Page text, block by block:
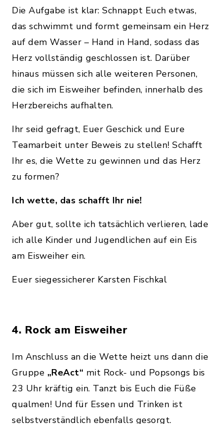
Die Aufgabe ist klar: Schnappt Euch etwas,
das schwimmt und formt gemeinsam ein Herz
auf dem Wasser – Hand in Hand, sodass das
Herz vollständig geschlossen ist. Darüber
hinaus müssen sich alle weiteren Personen,
die sich im Eisweiher befinden, innerhalb des
Herzbereichs aufhalten.
Ihr seid gefragt, Euer Geschick und Eure
Teamarbeit unter Beweis zu stellen! Schafft
Ihr es, die Wette zu gewinnen und das Herz
zu formen?
Ich wette, das schafft Ihr nie!
Aber gut, sollte ich tatsächlich verlieren, lade
ich alle Kinder und Jugendlichen auf ein Eis
am Eisweiher ein.
Euer siegessicherer Karsten Fischkal
4. Rock am Eisweiher
Im Anschluss an die Wette heizt uns dann die
Gruppe „ReAct“ mit Rock- und Popsongs bis
23 Uhr kräftig ein. Tanzt bis Euch die Füße
qualmen! Und für Essen und Trinken ist
selbstverständlich ebenfalls gesorgt.